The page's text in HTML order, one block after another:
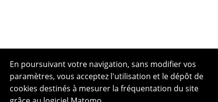
En poursuivant votre navigation, sans modifier vos
paramètres, vous acceptez l'utilisation et le dépôt de
cookies destinés à mesurer la fréquentation du site